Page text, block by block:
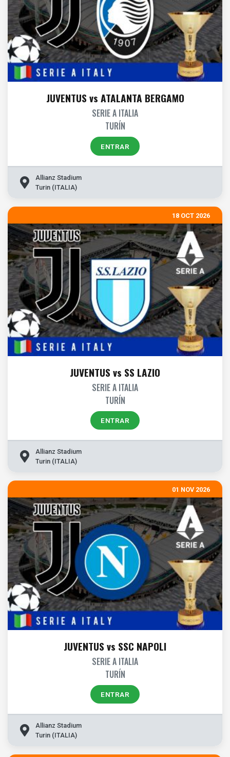
JUVENTUS vs ATALANTA BERGAMO
SERIE A ITALIA
TURÍN
ENTRAR
Allianz Stadium
Turin (ITALIA)
18 OCT 2026
JUVENTUS vs SS LAZIO
SERIE A ITALIA
TURÍN
ENTRAR
Allianz Stadium
Turin (ITALIA)
01 NOV 2026
JUVENTUS vs SSC NAPOLI
SERIE A ITALIA
TURÍN
ENTRAR
Allianz Stadium
Turin (ITALIA)